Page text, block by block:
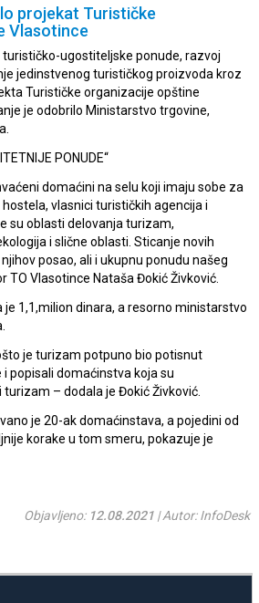
projekat Turističke
Vlasotince
turističko-ugostiteljske ponude, razvoj
jedinstvenog turističkog proizvoda kroz
Turističke organizacije opštine
je odobrilo Ministarstvo trgovine,
PONUDE“
domaćini na selu koji imaju sobe za
vlasnici turističkih agencija i
su oblasti delovanja turizam,
i slične oblasti. Sticanje novih
posao, ali i ukupnu ponudu našeg
TO Vlasotince Nataša Đokić Živković.
1,1,milion dinara, a resorno ministarstvo
je turizam potpuno bio potisnut
popisali domaćinstva koja su
– dodala je Đokić Živković.
je 20-ak domaćinstava, a pojedini od
korake u tom smeru, pokazuje je
Objavljeno: 12.08.2021 | Autor: InfoDesk